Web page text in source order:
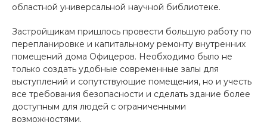
областной универсальной научной библиотеке.
Застройщикам пришлось провести большую работу по
перепланировке и капитальному ремонту внутренних
помещений дома Офицеров. Необходимо было не
только создать удобные современные залы для
выступлений и сопутствующие помещения, но и учесть
все требования безопасности и сделать здание более
доступным для людей с ограниченными
возможностями.